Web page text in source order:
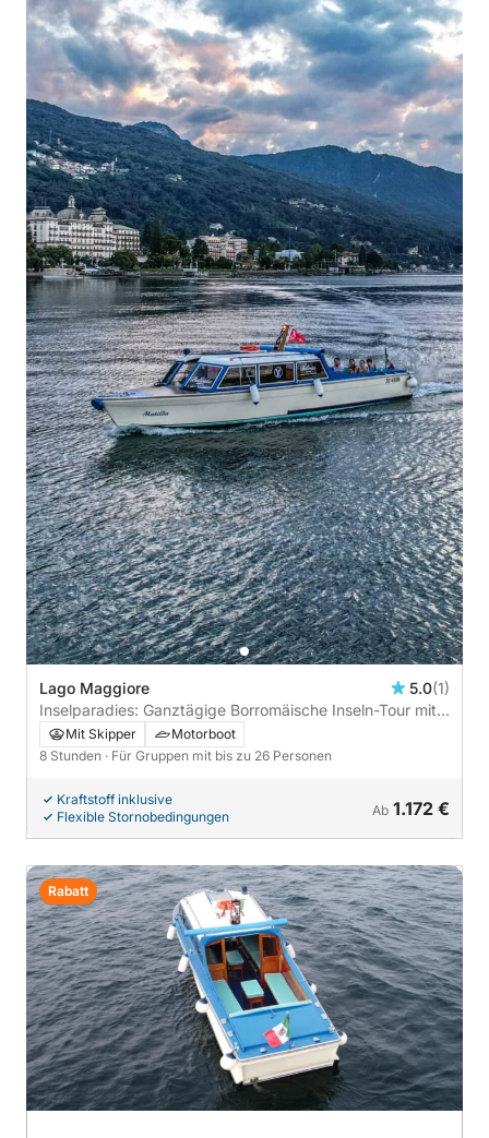
Lago Maggiore 5.0(1)
Inselparadies: Ganztägige Borromäische Inseln-Tour mit
Schwimmen, Spaziergängen und Mittagessen
Mit Skipper
Motorboot
8 Stunden · Für Gruppen mit bis zu 26 Personen
Kraftstoff inklusive
Flexible Stornobedingungen
Ab 1.172 €
Rabatt